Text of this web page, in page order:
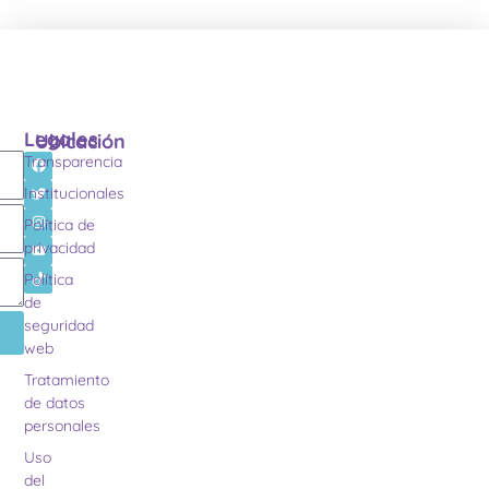
Legales
Transparencia
Institucionales
Política de
privacidad
Política
de
seguridad
web
Tratamiento
de datos
personales
Uso
del
Ubicación